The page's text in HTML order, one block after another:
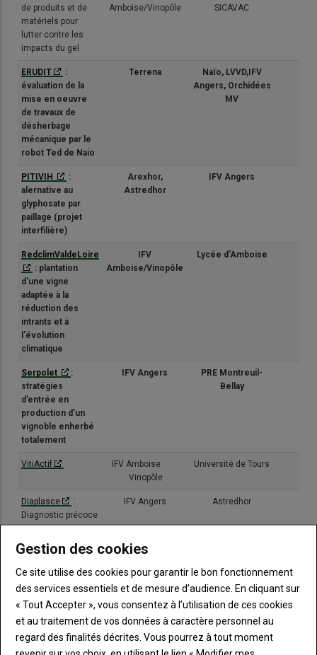
de produits et de
matériels pour
lutter contre les
impacts du gel
Amboise/Vinopôle
SICAVAC
ERUDIT
:
évaluation de la
mise en oeuvre
de travaux de
désherbage
mécanique par le
robot Ted de Naio
Terrena
Naïo, LVVD,IFV
Angers, Orchidées
MV
PITIVIH
:
alernative au
glyphosate par
paillage (projet
interfilière)
Arexhor,
Astredhor
IFV Angers
RedclimValdeLoire
: plantation
d'une vigne
adaptée à la
réduction des
intrants et à
l'évolution
climatique
IFV
Amboise/Vinopôle
Lycée d'Amboise
Serpolet
:
stratégies
d’entrée en
production d’un
vignoble enherbé
totalement
IFV Angers
PRE Montreuil-
Bellay
VitiActif
IFV Amboise
Vinopôle
Université de Tours
Diaplasce
:
Diagnostic précoce
et plante de service
pour les cultures
spécialisées
IFV Angers Astredhor
O3VINS
:
Traitement à l'eau
électrolysée et
ozonée
ESA IFV Angers, ATV 49
Vitippam
: étude
IFV Angers Astredhor, iteipmai
Gestion des cookies
Ce site utilise des cookies pour garantir le bon fonctionnement
des services essentiels et de mesure d’audience. En cliquant sur
« Tout Accepter », vous consentez à l’utilisation de ces cookies
et au traitement de vos données à caractère personnel au
regard des finalités décrites. Vous pourrez à tout moment